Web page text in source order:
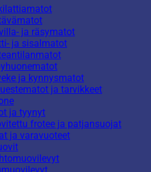
ja räsymatot
ja sisalmatot
ja kynnysmatot
ja tarvikkeet
ja tyynyt
frotee ja patjansuojat
ja varavuoteet